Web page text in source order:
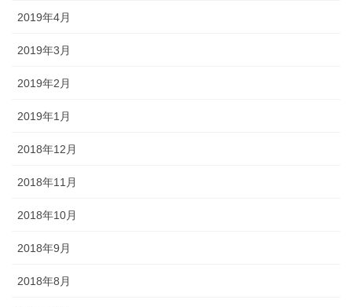
2019年4月
2019年3月
2019年2月
2019年1月
2018年12月
2018年11月
2018年10月
2018年9月
2018年8月